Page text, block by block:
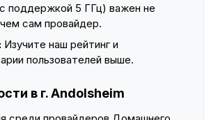
поддержкой 5 ГГц) важен не
сам провайдер.
Изучите наш рейтинг и
пользователей выше.
в г. Andolsheim